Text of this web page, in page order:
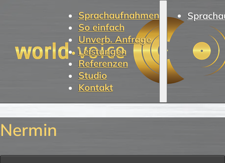
Sprachaufnahmen
So einfach
Unverb. Anfrage
Leistungen
Referenzen
Studio
Kontakt
Nermin